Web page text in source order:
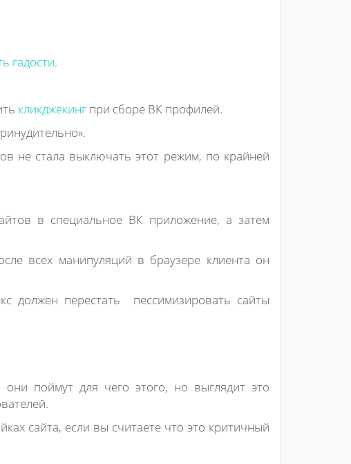
гадости.
кликджекингпри сборе ВК профилей.
не стала выключать этот режим, по крайней
в специальное ВК приложение, а затем
всех манипуляций в браузере клиента он
должен перестать пессимизировать сайты
поймут для чего этого, но выглядит это
сайта, если вы считаете что это критичный